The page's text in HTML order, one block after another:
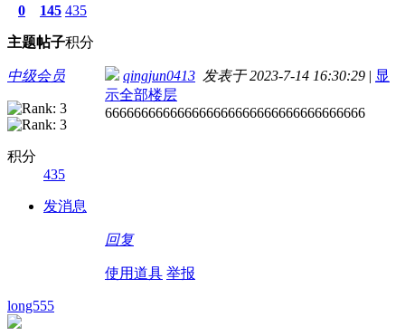
0
主题
145
帖子
435
积分
中级会员
积分
435
发消息
qingjun0413 发表于 2023-7-14 16:30:29 | 显
示全部楼层
666666666666666666666666666666666666
回复
使用道具 举报
long555